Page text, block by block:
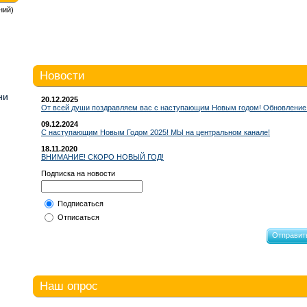
Новости
20.12.2025
От всей души поздравляем вас с наступающим Новым годом!
09.12.2024
С наступающим Новым Годом 2025! МЫ на центральном канале!
18.11.2020
ВНИМАНИЕ! СКОРО НОВЫЙ ГОД!
Подписка на новости
Подписаться
Отписаться
Наш опрос